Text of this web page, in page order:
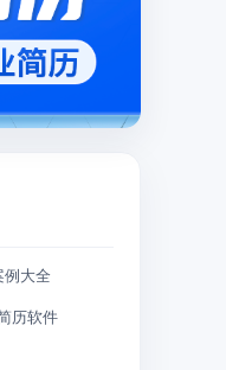
例大全
历软件